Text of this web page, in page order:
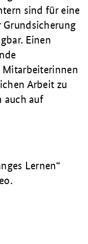
sind für eine
Einen
Arbeit zu
auch auf
Lernen“